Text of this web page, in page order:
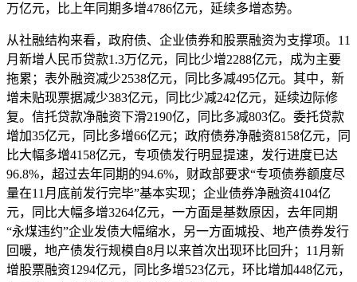
万亿元，比上年同期多增4786亿元，延续多增态势。
从社融结构来看，政府债、企业债券和股票融资为支撑项。11
月新增人民币贷款1.3万亿元，同比少增2288亿元，成为主要
拖累；表外融资减少2538亿元，同比多减495亿元。其中，新
增未贴现票据减少383亿元，同比少减242亿元，延续边际修
复。信托贷款净融资下滑2190亿，同比多减803亿。委托贷款
增加35亿元，同比多增66亿元；政府债券净融资8158亿元，同
比大幅多增4158亿元，专项债发行明显提速，发行进度已达
96.8%，超过去年同期的94.6%，财政部要求“专项债券额度尽
量在11月底前发行完毕”基本实现；企业债券净融资4104亿
元，同比大幅多增3264亿元，一方面是基数原因，去年同期
“永煤违约”企业发债大幅缩水，另一方面城投、地产债券发行
回暖，地产债发行规模自8月以来首次出现环比回升；11月新
增股票融资1294亿元，同比多增523亿元，环比增加448亿元，